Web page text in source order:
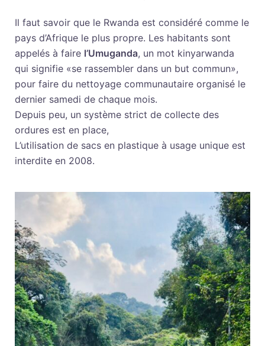
Il faut savoir que le Rwanda est considéré comme le
pays d’Afrique le plus propre. Les habitants sont
appelés à faire l’Umuganda, un mot kinyarwanda
qui signifie «se rassembler dans un but commun»,
pour faire du nettoyage communautaire organisé le
dernier samedi de chaque mois.
Depuis peu, un système strict de collecte des
ordures est en place,
L’utilisation de sacs en plastique à usage unique est
interdite en 2008.